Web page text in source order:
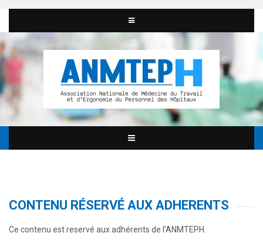
CONTENU RÉSERVÉ AUX ADHERENTS
Ce contenu est reservé aux adhérents de l'ANMTEPH.